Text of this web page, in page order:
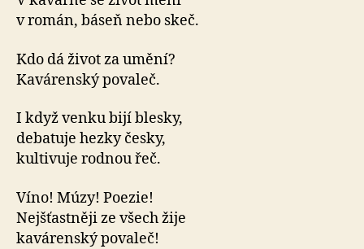
v román, báseň nebo skeč.
Kdo dá život za umění?
Kavárenský povaleč.
I když venku bijí blesky,
debatuje hezky česky,
kultivuje rodnou řeč.
Víno! Múzy! Poezie!
Nejšťastněji ze všech žije
kavárenský povaleč!